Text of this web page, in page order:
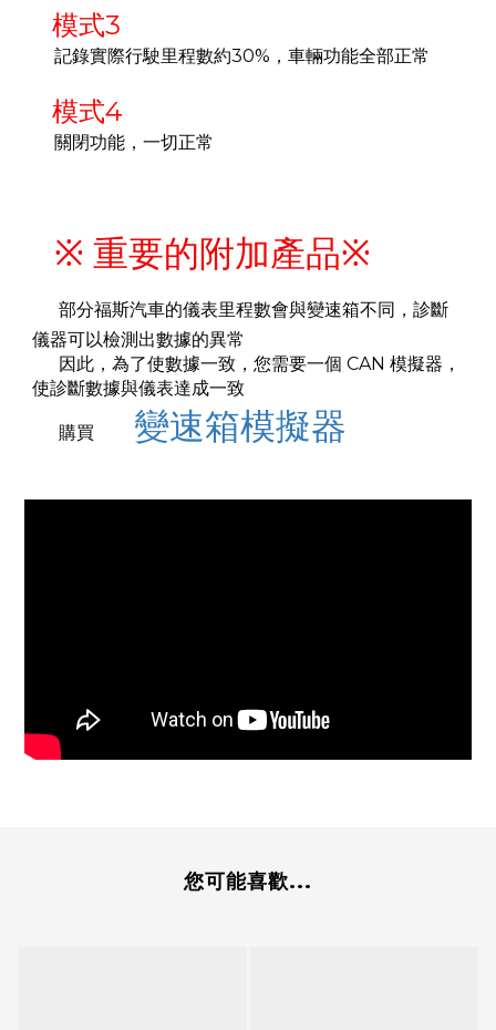
模式3
記錄實際行駛里程數約30%，車輛功能全部正常
模式4
關閉功能，一切正常
※ 重要的附加產品※
部分福斯汽車的儀表里程數會與變速箱不同，診斷
儀器可以檢測出數據的異常
因此，為了使數據一致，您需要一個 CAN 模擬器，
使診斷數據與儀表達成一致
購買 變速箱模擬器
您可能喜歡...